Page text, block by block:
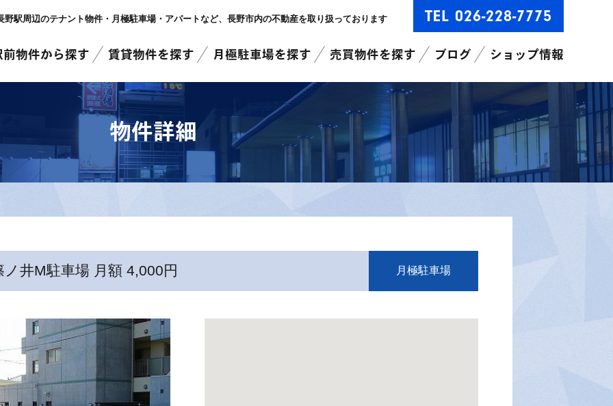
野駅周辺のテナント物件・月極駐車場・アパートなど、長野市内の不動産を取り扱っております
前物件から探す 賃貸物件を探す 月極駐車場を探す 売買物件を探す ブログ ショップ情報
TEL 026-228-7775
物件詳細
ノ井M駐車場 月額 4,000円 月極駐車場